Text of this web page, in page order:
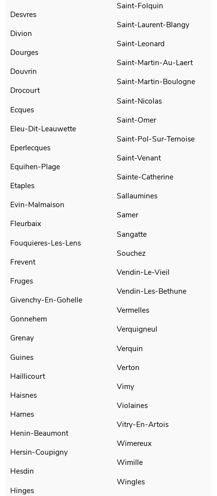
Desvres
Divion
Dourges
Douvrin
Drocourt
Ecques
Eleu-Dit-Leauwette
Eperlecques
Equihen-Plage
Etaples
Evin-Malmaison
Fleurbaix
Fouquieres-Les-Lens
Frevent
Fruges
Givenchy-En-Gohelle
Gonnehem
Grenay
Guines
Haillicourt
Haisnes
Harnes
Henin-Beaumont
Hersin-Coupigny
Hesdin
Hinges
Saint-Folquin
Saint-Laurent-Blangy
Saint-Leonard
Saint-Martin-Au-Laert
Saint-Martin-Boulogne
Saint-Nicolas
Saint-Omer
Saint-Pol-Sur-Ternoise
Saint-Venant
Sainte-Catherine
Sallaumines
Samer
Sangatte
Souchez
Vendin-Le-Vieil
Vendin-Les-Bethune
Vermelles
Verquigneul
Verquin
Verton
Vimy
Violaines
Vitry-En-Artois
Wimereux
Wimille
Wingles